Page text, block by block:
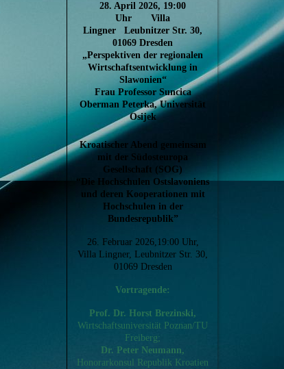
28. April 2026, 19:00
Uhr Villa
Lingner Leubnitzer Str. 30,
01069 Dresden
„Perspektiven der regionalen
Wirtschaftsentwicklung in
Slawonien“
Frau Professor Suncica
Oberman Peterka, Universität
Osijek
Kroatischer Abend gemeinsam
mit der Südosteuropa
Gesellschaft (SOG)
“Die Hochschulen Ostslavoniens
und deren Kooperationen mit
Hochschulen in der
Bundesrepublik”
26. Februar 2026,19:00 Uhr,
Villa Lingner, Leubnitzer Str. 30,
01069 Dresden
Vortragende:
Prof. Dr. Horst Brezinski,
Wirtschaftsuniversität Poznan/TU
Freiberg;
Dr. Peter Neumann,
Honorarkonsul Republik Kroatien